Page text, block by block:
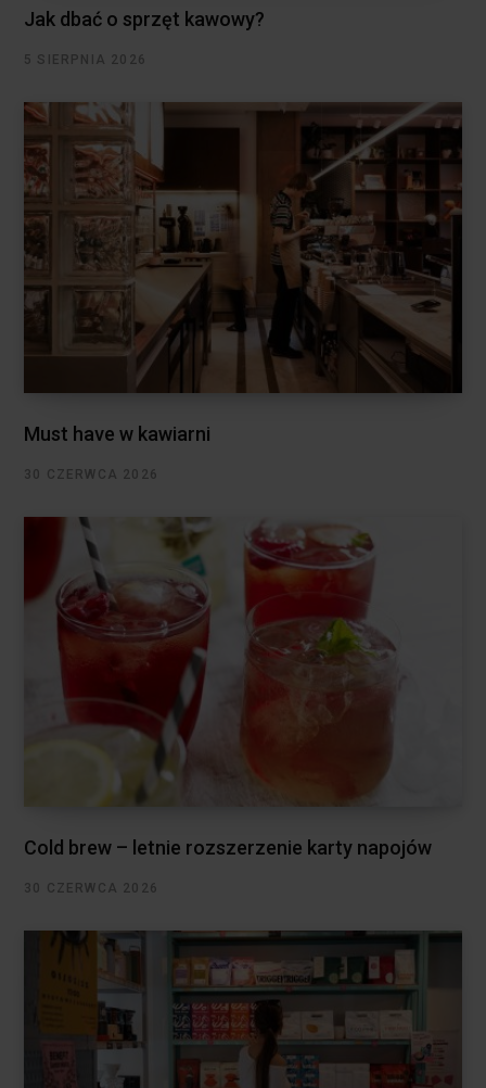
Jak dbać o sprzęt kawowy?
5 SIERPNIA 2026
Must have w kawiarni
30 CZERWCA 2026
Cold brew – letnie rozszerzenie karty napojów
30 CZERWCA 2026